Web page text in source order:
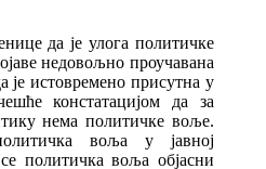
да је улога политичке
недовољно проучавана
је истовремено присутна у
констатацијом да за
нема политичке воље.
воља у јавној
политичка воља објасни